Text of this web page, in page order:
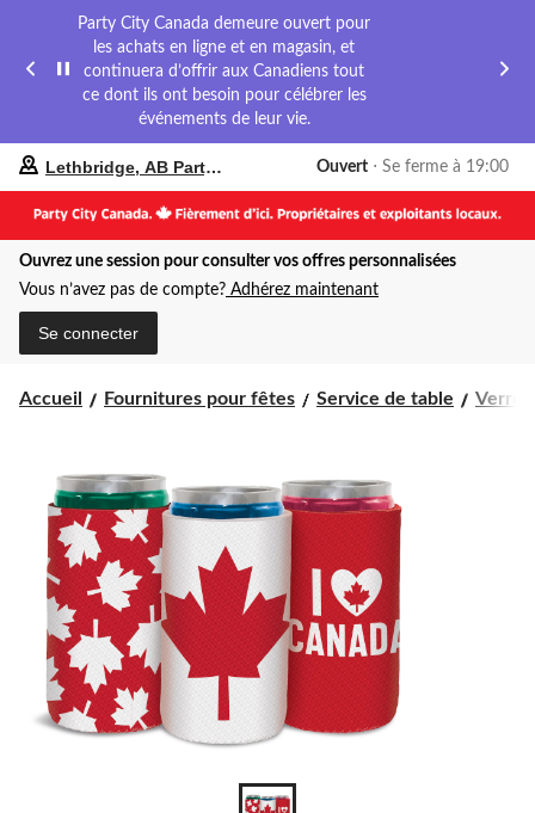
Party City Canada demeure ouvert pour
les achats en ligne et en magasin, et
continuera d’offrir aux Canadiens tout
ce dont ils ont besoin pour célébrer les
événements de leur vie.
préféré
est
Lethbridge,
AB
Party
à
pour
changer
Lethbridge, AB Party City Ouvert ⋅ Se ferme à 19:00
Ouvrez une session pour consulter vos offres personnalisées
Vous n’avez pas de compte? Adhérez maintenant
Se connecter
Accueil Fournitures pour fêtes Service de table Verres